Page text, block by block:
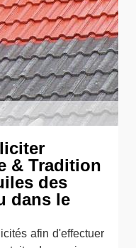
& Tradition
des
dans le
afin d'effectuer